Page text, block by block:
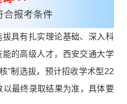
具有扎实理论基础、深入科
的高级人才，西安交通大学
”制选拔，预计招收学术型22
最终录取结果为准，具体要